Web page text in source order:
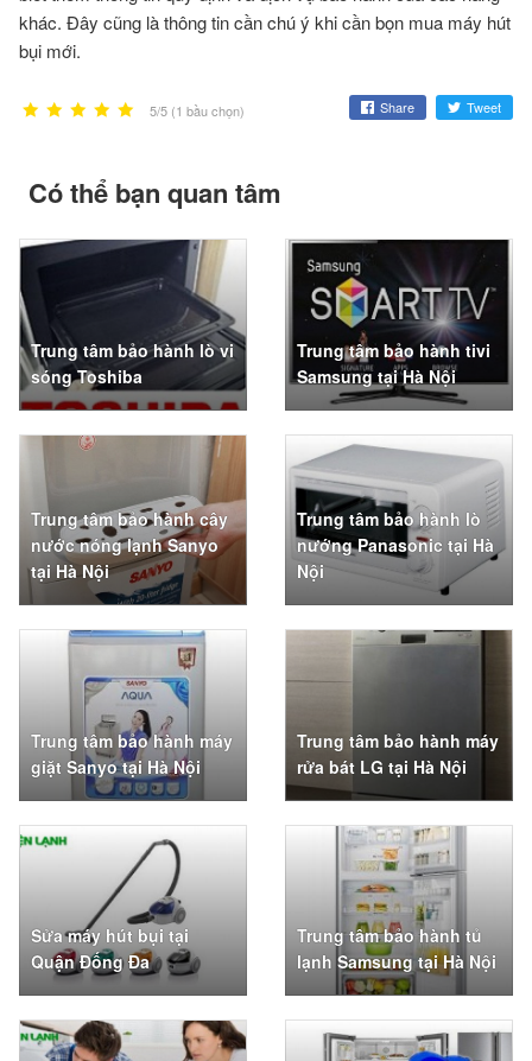
khác. Đây cũng là thông tin cần chú ý khi cần bọn mua máy hút
bụi mới.
5/5 (1 bầu chọn) Share Tweet
Có thể bạn quan tâm
Trung tâm bảo hành lò vi
sóng Toshiba
Trung tâm bảo hành tivi
Samsung tại Hà Nội
Trung tâm bảo hành cây
nước nóng lạnh Sanyo
tại Hà Nội
Trung tâm bảo hành lò
nướng Panasonic tại Hà
Nội
Trung tâm bảo hành máy
giặt Sanyo tại Hà Nội
Trung tâm bảo hành máy
rửa bát LG tại Hà Nội
Sửa máy hút bụi tại
Quận Đống Đa
Trung tâm bảo hành tủ
lạnh Samsung tại Hà Nội